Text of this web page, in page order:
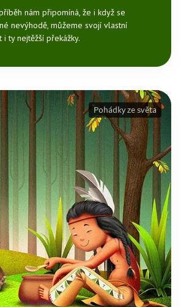
nám připomíná, že i když se
nevýhodě, můžeme svojí vlastní
ty nejtěžší překážky.
Pohádky ze světa